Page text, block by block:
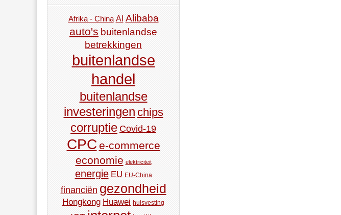
Afrika - China AI Alibaba
auto's buitenlandse
betrekkingen
buitenlandse
handel
buitenlandse
investeringen chips
corruptie Covid-19
CPC e-commerce
economie elektriciteit
energie EU EU-China
financiën gezondheid
Hongkong Huawei huisvesting